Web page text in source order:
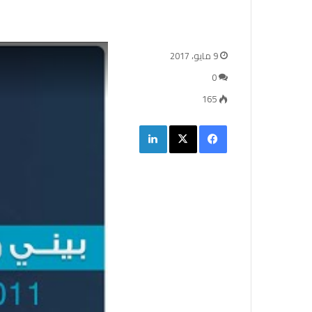
9 مايو، 2017
0
165
فيسبوك
‫X